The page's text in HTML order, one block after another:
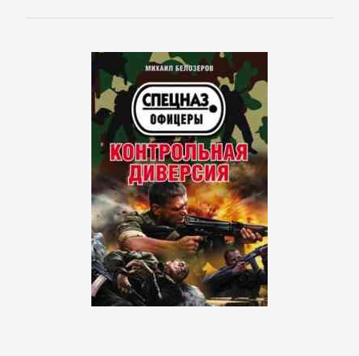
приключения
Зарубежные
Современная
зарубежная
литература
ИСКУССТВО
Кинематограф,